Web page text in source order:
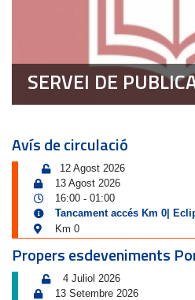
SERVEI DE
Avís de circulació
12 Agost 2026
13 Agost 2026
16:00 - 01:00
Tancament accés Km 0|
Km 0
Propers esdeveniments
4 Juliol 2026
13 Setembre 2026